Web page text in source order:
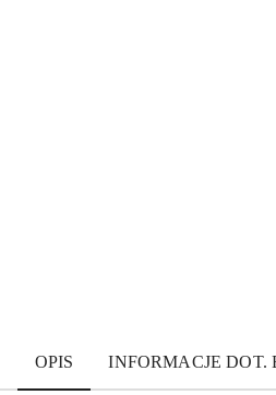
OPIS INFORMACJE DOT.